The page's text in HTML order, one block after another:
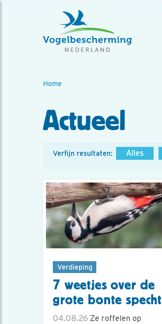
Home
Actueel
Verfijn resultaten: Alles
Verdieping
7 weetjes over de
grote bonte specht
04.08.26 Ze roffelen op